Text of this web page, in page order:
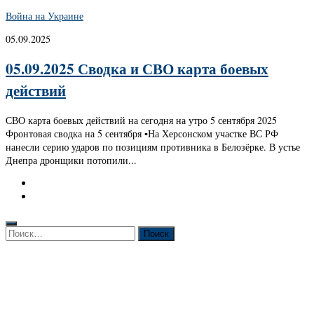
Война на Украине
05.09.2025
05.09.2025 Сводка и СВО карта боевых
действий
СВО карта боевых действий на сегодня на утро 5 сентября 2025
Фронтовая сводка на 5 сентября ▪️На Херсонском участке ВС РФ
нанесли серию ударов по позициям противника в Белозёрке. В устье
Днепра дронщики потопили...
Найти: